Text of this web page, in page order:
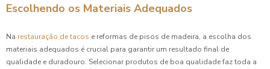
Escolhendo os Materiais Adequados
Na restauração de tacos e reformas de pisos de madeira, a escolha dos
materiais adequados é crucial para garantir um resultado final de
qualidade e duradouro. Selecionar produtos de boa qualidade faz toda a